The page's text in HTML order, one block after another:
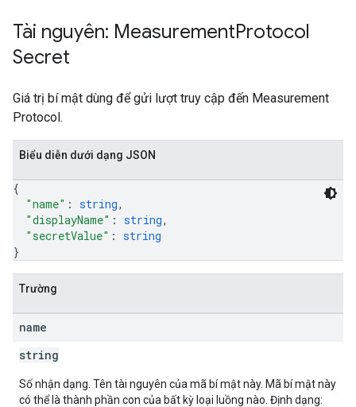
Tài nguyên: MeasurementProtocol
Secret
Giá trị bí mật dùng để gửi lượt truy cập đến Measurement
Protocol.
Biểu diễn dưới dạng JSON
{
"name" : string,
"displayName" : string,
"secretValue" : string
}
Trường
name
string
Số nhận dạng. Tên tài nguyên của mã bí mật này. Mã bí mật này
có thể là thành phần con của bất kỳ loại luồng nào. Định dạng: